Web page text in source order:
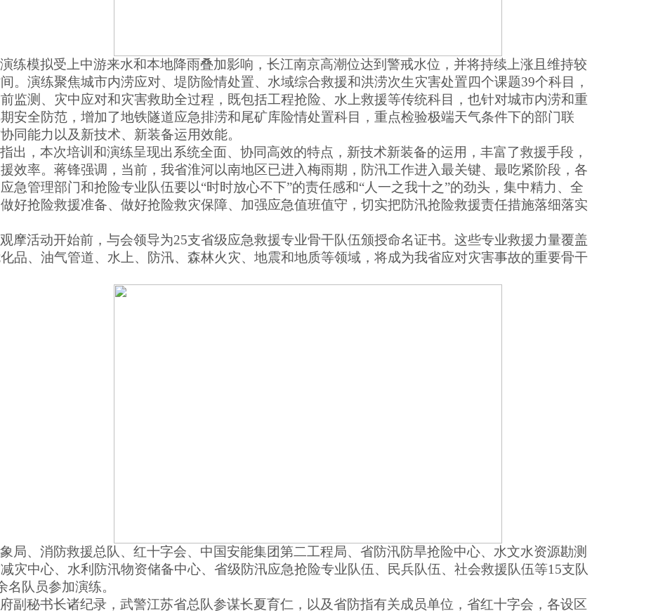
练模拟受上中游来水和本地降雨叠加影响，长江南京高潮位达到警戒水位，并将持续上涨且维持较
。演练聚焦城市内涝应对、堤防险情处置、水域综合救援和洪涝次生灾害处置四个课题39个科目，
监测、灾中应对和灾害救助全过程，既包括工程抢险、水上救援等传统科目，也针对城市内涝和重
安全防范，增加了地铁隧道应急排涝和尾矿库险情处置科目，重点检验极端天气条件下的部门联
同能力以及新技术、新装备运用效能。
出，本次培训和演练呈现出系统全面、协同高效的特点，新技术新装备的运用，丰富了救援手段，
效率。蒋锋强调，当前，我省淮河以南地区已进入梅雨期，防汛工作进入最关键、最吃紧阶段，各
急管理部门和抢险专业队伍要以“时时放心不下”的责任感和“人一之我十之”的劲头，集中精力、全
好抢险救援准备、做好抢险救灾保障、加强应急值班值守，切实把防汛抢险救援责任措施落细落实
摩活动开始前，与会领导为25支省级应急救援专业骨干队伍颁授命名证书。这些专业救援力量覆盖
品、油气管道、水上、防汛、森林火灾、地震和地质等领域，将成为我省应对灾害事故的重要骨干
局、消防救援总队、红十字会、中国安能集团第二工程局、省防汛防旱抢险中心、水文水资源勘测
灾中心、水利防汛物资储备中心、省级防汛应急抢险专业队伍、民兵队伍、社会救援队伍等15支队
名队员参加演练。
副秘书长诸纪录，武警江苏省总队参谋长夏育仁，以及省防指有关成员单位，省红十字会，各设区